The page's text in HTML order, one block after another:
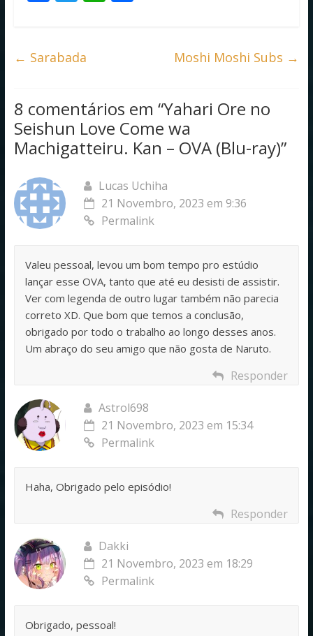
b
o
k
er
p
p
← Sarabada Moshi Moshi Subs →
8 comentários em “Yahari Ore no
Seishun Love Come wa
Machigatteiru. Kan – OVA (Blu-ray)”
Lucas Uchiha
21 Novembro, 2023 em 9:36
Permalink
Valeu pessoal, levou um bom tempo pro estúdio
lançar esse OVA, tanto que até eu desisti de assistir.
Ver com legenda de outro lugar também não parecia
correto XD. Que bom que temos a conclusão,
obrigado por todo o trabalho ao longo desses anos.
Um abraço do seu amigo que não gosta de Naruto.
Responder
Astrol698
21 Novembro, 2023 em 15:34
Permalink
Haha, Obrigado pelo episódio!
Responder
Dakki
21 Novembro, 2023 em 18:29
Permalink
Obrigado, pessoal!